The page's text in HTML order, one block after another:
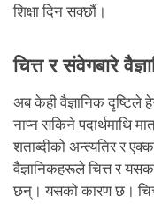
शिक्षा दिन सक्छौं।
चित्त र संवेगबारे
अब केही वैज्ञानिक दृष्टिले
नाप्न सकिने पदार्थमाथि
शताब्दीको अन्त्यतिर र
वैज्ञानिकहरूले चित्त र
छन्। यसको कारण छ।